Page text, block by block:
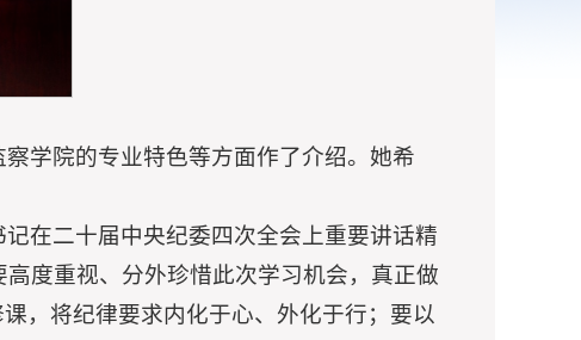
学院的专业特色等方面作了介绍。她希
在二十届中央纪委四次全会上重要讲话精
度重视、分外珍惜此次学习机会，真正做
，将纪律要求内化于心、外化于行；要以